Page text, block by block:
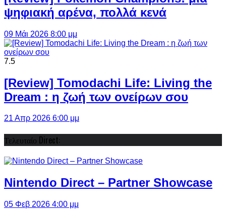
ψηφιακή αρένα, πολλά κενά
09 Μάι 2026 8:00 μμ
7.5
[Review] Tomodachi Life: Living the
Dream : η ζωή των ονείρων σου
21 Απρ 2026 6:00 μμ
Τελευταίο Direct:
Nintendo Direct – Partner Showcase
05 Φεβ 2026 4:00 μμ